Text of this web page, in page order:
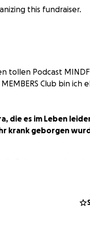
this fundraiser.
tollen Podcast
Club bin ich
die es im Leben
krank geborgen
Es ist etwas, das wir